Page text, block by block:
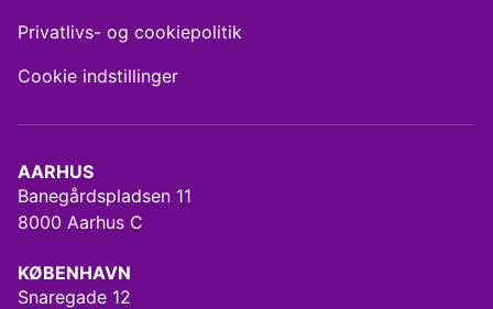
AARHUS
Banegårdspladsen 11
8000 Aarhus C
KØBENHAVN
Snaregade 12
Privatlivs- og cookiepolitik
Cookie indstillinger